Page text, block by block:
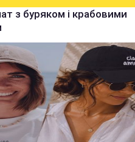
з буряком і крабовими